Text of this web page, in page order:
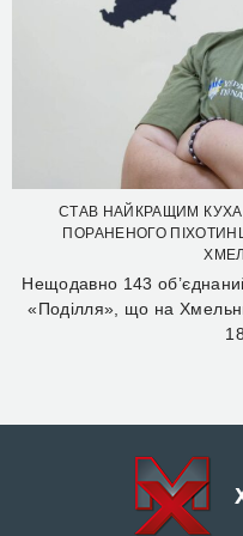
СТАВ НАЙКРАЩИМ
ПОРАНЕНОГО
Нещодавно 143
«Поділля», що на